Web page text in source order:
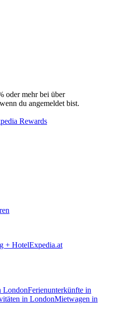
oder mehr bei über
du angemeldet bist.
Rewards
+ HotelExpedia.at
LondonFerienunterkünfte in
in LondonMietwagen in